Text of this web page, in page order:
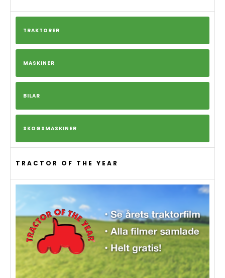
TRAKTORER
MASKINER
BILAR
SKOGSMASKINER
TRACTOR OF THE YEAR